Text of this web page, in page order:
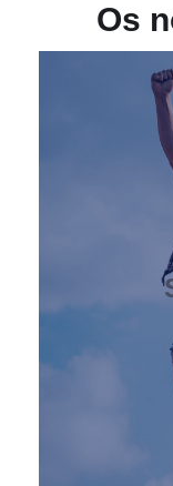
Os